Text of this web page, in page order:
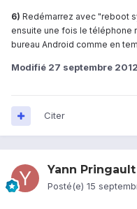
6) Redémarrez avec "reboot
ensuite une fois le téléphone
bureau Android comme en
Modifié 27 septembre 2012
Citer
Yann Pringault
Posté(e) 15